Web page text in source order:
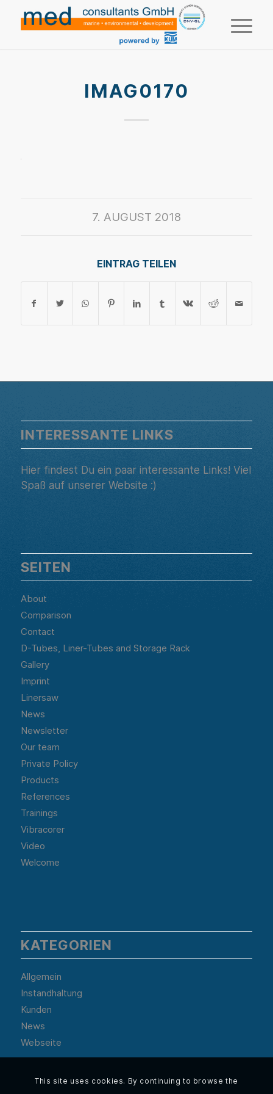
IMAG0170
7. AUGUST 2018
EINTRAG TEILEN
INTERESSANTE LINKS
Hier findest Du ein paar interessante Links! Viel
Spaß auf unserer Website :)
SEITEN
About
Comparison
Contact
D-Tubes, Liner-Tubes and Storage Rack
Gallery
Imprint
Linersaw
News
Newsletter
Our team
Private Policy
Products
References
Trainings
Vibracorer
Video
Welcome
KATEGORIEN
Allgemein
Instandhaltung
Kunden
News
Webseite
This site uses cookies. By continuing to browse the